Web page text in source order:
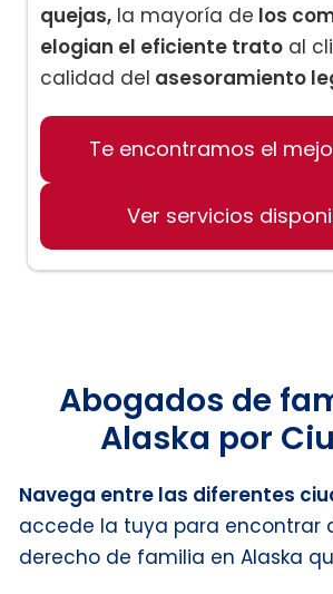
quejas, la mayoría de los
elogian el eficiente trato al
calidad del asesoramiento
Te encontramos el
Ver servicios
Abogados de
Alaska por
Navega entre las diferentes
accede la tuya para encontrar
derecho de familia en Alaska